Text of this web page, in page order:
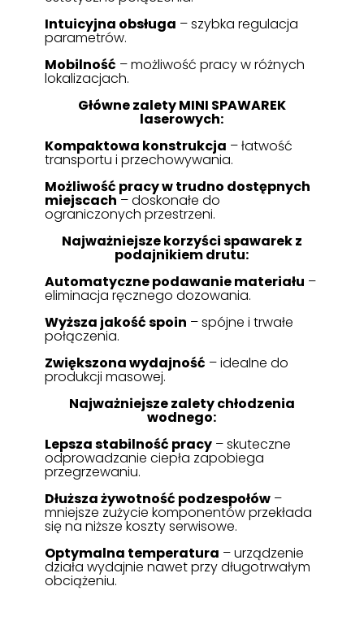
Intuicyjna obsługa – szybka regulacja
parametrów.
Mobilność – możliwość pracy w różnych
lokalizacjach.
Główne zalety MINI SPAWAREK
laserowych:
Kompaktowa konstrukcja – łatwość
transportu i przechowywania.
Możliwość pracy w trudno dostępnych
miejscach– doskonałe do
ograniczonych przestrzeni.
Najważniejsze korzyści spawarek z
podajnikiem drutu:
Automatyczne podawanie materiału –
eliminacja ręcznego dozowania.
Wyższa jakość spoin – spójne i trwałe
połączenia.
Zwiększona wydajność – idealne do
produkcji masowej.
Najważniejsze zalety chłodzenia
wodnego:
Lepsza stabilność pracy– skuteczne
odprowadzanie ciepła zapobiega
przegrzewaniu.
Dłuższa żywotność podzespołów–
mniejsze zużycie komponentów przekłada
się na niższe koszty serwisowe.
Optymalna temperatura – urządzenie
działa wydajnie nawet przy długotrwałym
obciążeniu.